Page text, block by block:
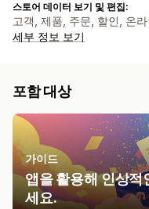
스토어 데이터 보기 및 편집:
고객, 제품, 주문, 할인, 온
세부 정보 보기
포함 대상
가이드
앱을 활용해 인상적
세요.